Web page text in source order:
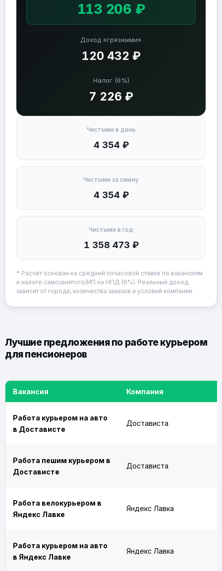
Доход «грязными»
120 432 ₽
Налог (6%)
7 226 ₽
113 206 ₽
Чистыми в день
4 354 ₽
Чистыми за смену
4 354 ₽
Чистыми в год
1 358 473 ₽
* Расчёт основан на средней почасовой ставке по вакансиям
и налоге самозанятого/ИП на НПД (6%). Реальный доход
зависит от города, количества заказов и условий компании.
Лучшие предложения по работе курьером
для пенсионеров
Вакансия Компания
Работа курьером на авто
в Достависте
Достависта
Работа пешим курьером в
Достависте
Достависта
Работа велокурьером в
Яндекс Лавке
Яндекс Лавка
Работа курьером на авто
в Яндекс Лавке
Яндекс Лавка